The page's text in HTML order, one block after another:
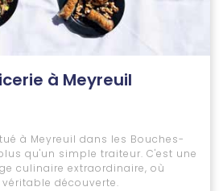
à Meyreuil
à Meyreuil dans les Bouches-
qu'un simple traiteur. C'est une
culinaire extraordinaire, où
découverte.